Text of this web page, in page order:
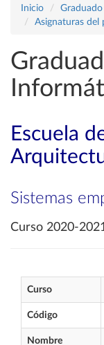
Inicio
Asignaturas del
Escuela
Sistemas
Curso 2020-
Curso
Código
Nombre